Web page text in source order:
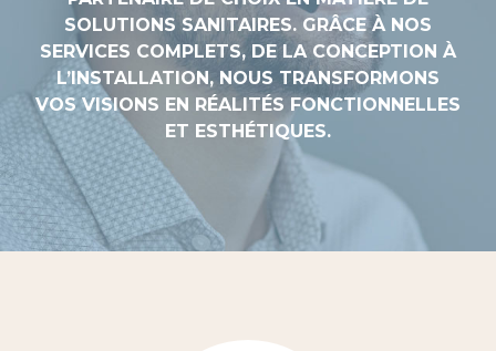
SOLUTIONS SANITAIRES. GRÂCE À NOS
SERVICES COMPLETS, DE LA CONCEPTION À
L’INSTALLATION, NOUS TRANSFORMONS
VOS VISIONS EN RÉALITÉS FONCTIONNELLES
ET ESTHÉTIQUES.